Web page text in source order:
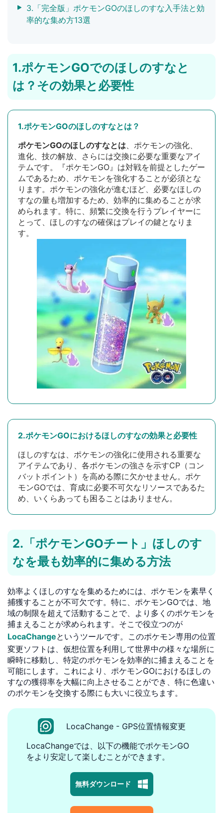
3.「完全版」ポケモンGOのほしのすな入手法と効
率的な集め方13選
1.ポケモンGOでのほしのすなと
は？その効果と必要性
1.ポケモンGOのほしのすなとは？
ポケモンGOのほしのすなとは、ポケモンの強化、
進化、技の解放、さらには交換に必要な重要なアイ
テムです。『ポケモンGO』は対戦を前提としたゲー
ムであるため、ポケモンを強化することが必須とな
ります。ポケモンの強化が進むほど、必要なほしの
すなの量も増加するため、効率的に集めることが求
められます。特に、頻繁に交換を行うプレイヤーに
とって、ほしのすなの確保はプレイの鍵となりま
す。
2.ポケモンGOにおけるほしのすなの効果と必要性
ほしのすなは、ポケモンの強化に使用される重要な
アイテムであり、各ポケモンの強さを示すCP（コン
バットポイント）を高める際に欠かせません。ポケ
モンGOでは、育成に必要不可欠なリソースであるた
め、いくらあっても困ることはありません。
2.「ポケモンGOチート」ほしのす
なを最も効率的に集める方法
効率よくほしのすなを集めるためには、ポケモンを素早く
捕獲することが不可欠です。特に、ポケモンGOでは、地
域の制限を超えて活動することで、より多くのポケモンを
捕まえることが求められます。そこで役立つのが
LocaChangeというツールです。このポケモン専用の位置
変更ソフトは、仮想位置を利用して世界中の様々な場所に
瞬時に移動し、特定のポケモンを効率的に捕まえることを
可能にします。これにより、ポケモンGOにおけるほしの
すなの獲得率を大幅に向上させることができ、特に色違い
のポケモンを交換する際にも大いに役立ちます。
LocaChange - GPS位置情報変更
LocaChangeでは、以下の機能でポケモンGO
をより安定して楽しむことができます。
無料ダウンロード